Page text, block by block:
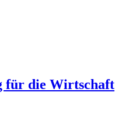
für die Wirtschaft